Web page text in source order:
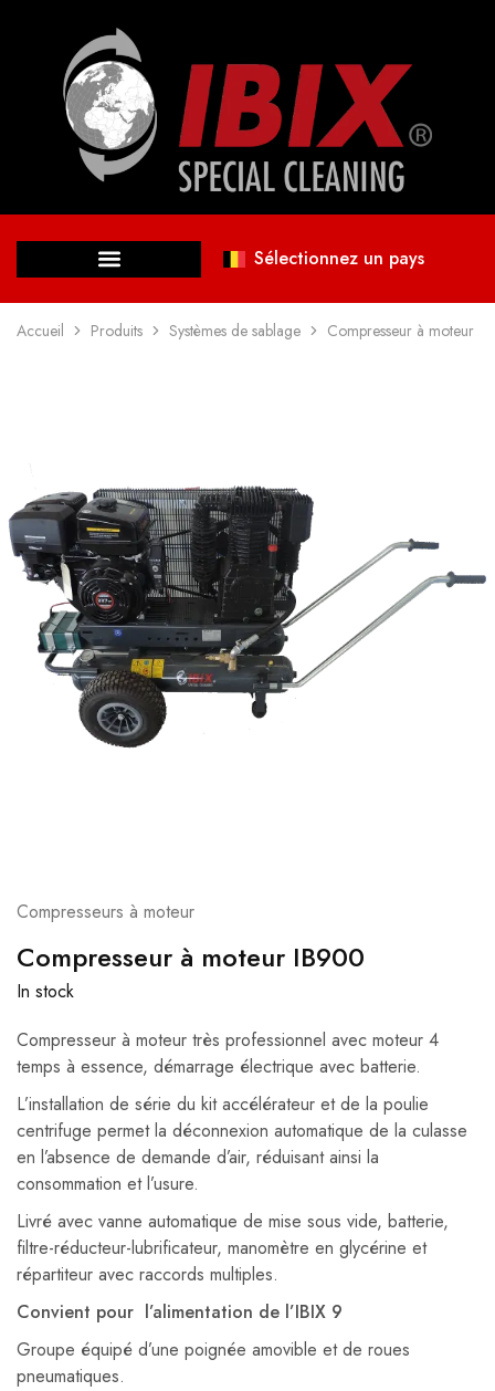
Sélectionnez un pays
Accueil Produits Systèmes de sablage Compresseur à moteur
Compresseurs à moteur
Compresseur à moteur IB900
In stock
Compresseur à moteur très professionnel avec moteur 4
temps à essence, démarrage électrique avec batterie.
L’installation de série du kit accélérateur et de la poulie
centrifuge permet la déconnexion automatique de la culasse
en l’absence de demande d’air, réduisant ainsi la
consommation et l’usure.
Livré avec vanne automatique de mise sous vide, batterie,
filtre-réducteur-lubrificateur, manomètre en glycérine et
répartiteur avec raccords multiples.
Convient pour l’alimentation de l’IBIX 9
Groupe équipé d’une poignée amovible et de roues
pneumatiques.